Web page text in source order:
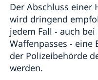
Der Abschluss einer
wird dringend
jedem Fall - auch bei
Waffenpasses -
der Polizeibehörde
werden.